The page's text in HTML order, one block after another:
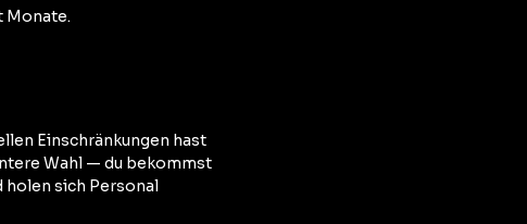
Monate.
Einschränkungen hast
Wahl — du bekommst
holen sich Personal